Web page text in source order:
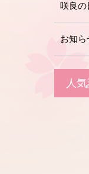
咲良の
お知ら
人